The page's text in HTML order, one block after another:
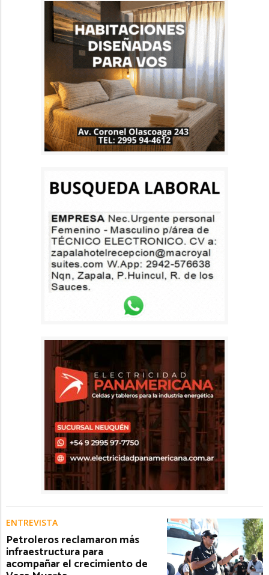
ENTREVISTA
Petroleros reclamaron más
infraestructura para
acompañar el crecimiento de